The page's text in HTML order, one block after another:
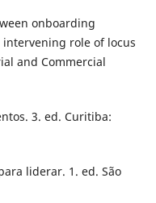
onboarding
role of locus
and Commercial
3. ed. Curitiba:
liderar. 1. ed. São